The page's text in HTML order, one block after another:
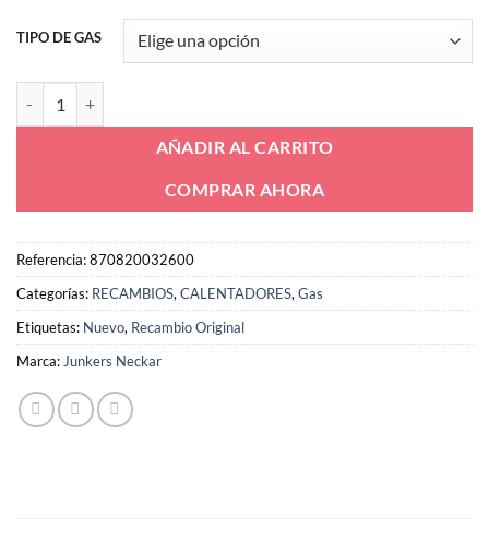
TIPO DE GAS
AÑADIR AL CARRITO
COMPRAR AHORA
Referencia:870820032600
Categorías: RECAMBIOS,CALENTADORES,Gas
Etiquetas: Nuevo, Recambio Original
Marca:Junkers Neckar